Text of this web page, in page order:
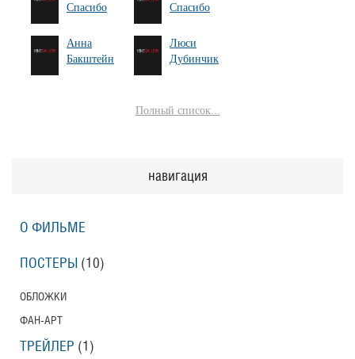
Спасибо
Спасибо
Анна
Бакштейн
Люси
Дубинчик
Полный список...
навигация
О ФИЛЬМЕ
ПОСТЕРЫ (10)
ОБЛОЖКИ
ФАН-АРТ
ТРЕЙЛЕР (1)